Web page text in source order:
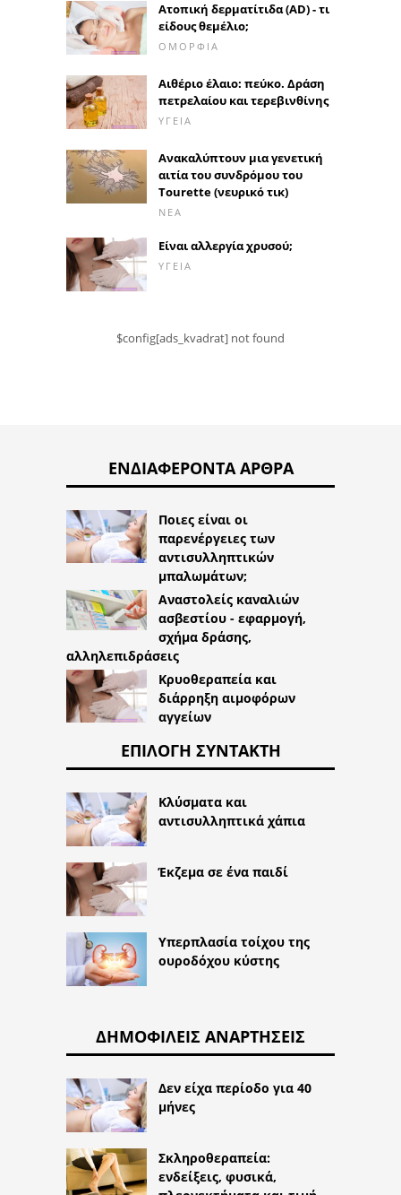
Ατοπική δερματίτιδα (AD) - τι
είδους θεμέλιο;
ΟΜΟΡΦΙΆ
Αιθέριο έλαιο: πεύκο. Δράση
πετρελαίου και τερεβινθίνης
ΥΓΕΊΑ
Ανακαλύπτουν μια γενετική
αιτία του συνδρόμου του
Tourette (νευρικό τικ)
ΝΈΑ
Είναι αλλεργία χρυσού;
ΥΓΕΊΑ
$config[ads_kvadrat] not found
ΕΝΔΙΑΦΈΡΟΝΤΑ ΆΡΘΡΑ
Ποιες είναι οι
παρενέργειες των
αντισυλληπτικών
μπαλωμάτων;
Αναστολείς καναλιών
ασβεστίου - εφαρμογή,
σχήμα δράσης,
αλληλεπιδράσεις
Κρυοθεραπεία και
διάρρηξη αιμοφόρων
αγγείων
ΕΠΙΛΟΓΉ ΣΥΝΤΆΚΤΗ
Κλύσματα και
αντισυλληπτικά χάπια
Έκζεμα σε ένα παιδί
Υπερπλασία τοίχου της
ουροδόχου κύστης
ΔΗΜΟΦΙΛΕΊΣ ΑΝΑΡΤΉΣΕΙΣ
Δεν είχα περίοδο για 40
μήνες
Σκληροθεραπεία:
ενδείξεις, φυσικά,